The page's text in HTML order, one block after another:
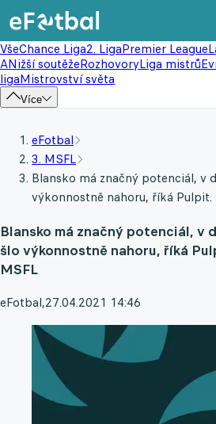
VšeChance Liga2. LigaPremier League
ANižší soutěžeRozhovoryLiga mistrů
ligaMistrovství světa
Více
eFotbal
3. MSFL
Blansko má značný potenciál, v
výkonnostně nahoru, říká Pulpit.
Blansko má značný potenciál, v
šlo výkonnostně nahoru, říká
MSFL
eFotbal,27.04.2021 14:46